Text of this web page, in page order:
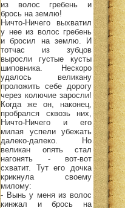
из волос гребень и
брось на землю!
Ничто-Ничего выхватил
у нее из волос гребень
и бросил на землю. И
тотчас из зубцов
выросли густые кусты
шиповника. Нескоро
удалось великану
проложить себе дорогу
через колючие заросли!
Когда же он, наконец,
пробрался сквозь них,
Ничто-Ничего и его
милая успели убежать
далеко-далеко. Но
великан опять стал
нагонять - вот-вот
схватит. Тут его дочка
крикнула своему
милому:
- Вынь у меня из волос
кинжал и брось на